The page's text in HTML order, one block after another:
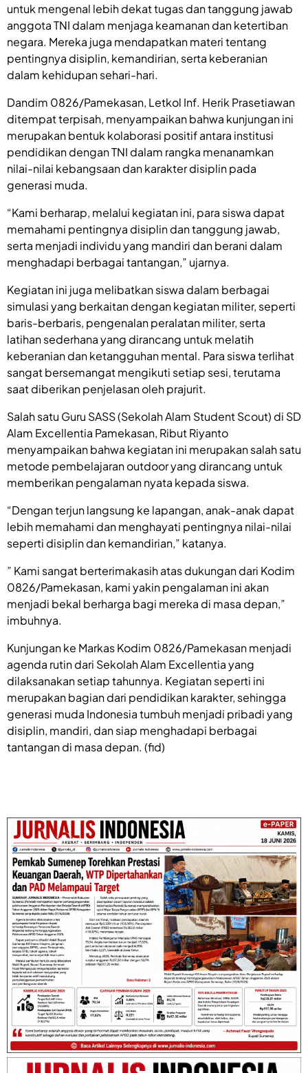
untuk mengenal lebih dekat tugas dan tanggung jawab
anggota TNI dalam menjaga keamanan dan ketertiban
negara. Mereka juga mendapatkan materi tentang
pentingnya disiplin, kemandirian, serta keberanian
dalam kehidupan sehari-hari.
Dandim 0826/Pamekasan, Letkol Inf. Herik Prasetiawan
ditempat terpisah, menyampaikan bahwa kunjungan ini
merupakan bentuk kolaborasi positif antara institusi
pendidikan dengan TNI dalam rangka menanamkan
nilai-nilai kebangsaan dan karakter disiplin pada
generasi muda.
“Kami berharap, melalui kegiatan ini, para siswa dapat
memahami pentingnya disiplin dan tanggung jawab,
serta menjadi individu yang mandiri dan berani dalam
menghadapi berbagai tantangan,” ujarnya.
Kegiatan ini juga melibatkan siswa dalam berbagai
simulasi yang berkaitan dengan kegiatan militer, seperti
baris-berbaris, pengenalan peralatan militer, serta
latihan sederhana yang dirancang untuk melatih
keberanian dan ketangguhan mental. Para siswa terlihat
sangat bersemangat mengikuti setiap sesi, terutama
saat diberikan penjelasan oleh prajurit.
Salah satu Guru SASS (Sekolah Alam Student Scout) di SD
Alam Excellentia Pamekasan, Ribut Riyanto
menyampaikan bahwa kegiatan ini merupakan salah satu
metode pembelajaran outdoor yang dirancang untuk
memberikan pengalaman nyata kepada siswa.
“Dengan terjun langsung ke lapangan, anak-anak dapat
lebih memahami dan menghayati pentingnya nilai-nilai
seperti disiplin dan kemandirian,” katanya.
” Kami sangat berterimakasih atas dukungan dari Kodim
0826/Pamekasan, kami yakin pengalaman ini akan
menjadi bekal berharga bagi mereka di masa depan,”
imbuhnya.
Kunjungan ke Markas Kodim 0826/Pamekasan menjadi
agenda rutin dari Sekolah Alam Excellentia yang
dilaksanakan setiap tahunnya. Kegiatan seperti ini
merupakan bagian dari pendidikan karakter, sehingga
generasi muda Indonesia tumbuh menjadi pribadi yang
disiplin, mandiri, dan siap menghadapi berbagai
tantangan di masa depan. (fid)